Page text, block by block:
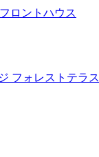
ロントハウス
フォレストテラス